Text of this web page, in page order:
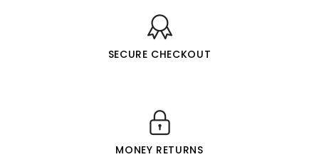
SECURE CHECKOUT
MONEY RETURNS